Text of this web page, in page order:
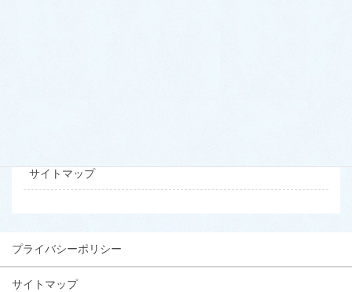
サイトマップ
プライバシーポリシー
サイトマップ